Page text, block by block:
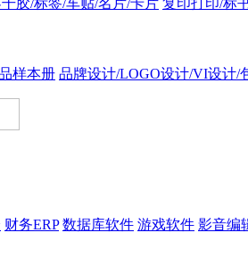
胶/标签/车贴/名片/卡片 复印打印/标
样本册 品牌设计/LOGO设计/VI设计/
财务ERP 数据库软件 游戏软件 影音编